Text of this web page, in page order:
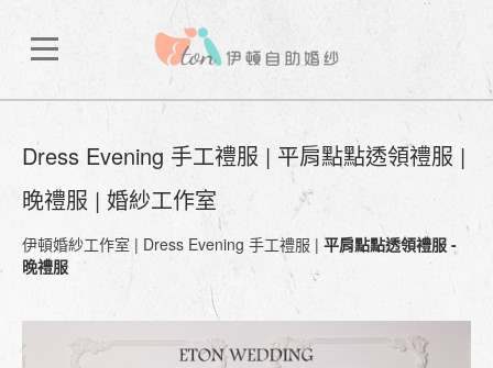
Dress Evening 手工禮服 | 平肩點點透領禮服 |
晚禮服 | 婚紗工作室
伊頓婚紗工作室 | Dress Evening 手工禮服 | 平肩點點透領禮服 -
晚禮服